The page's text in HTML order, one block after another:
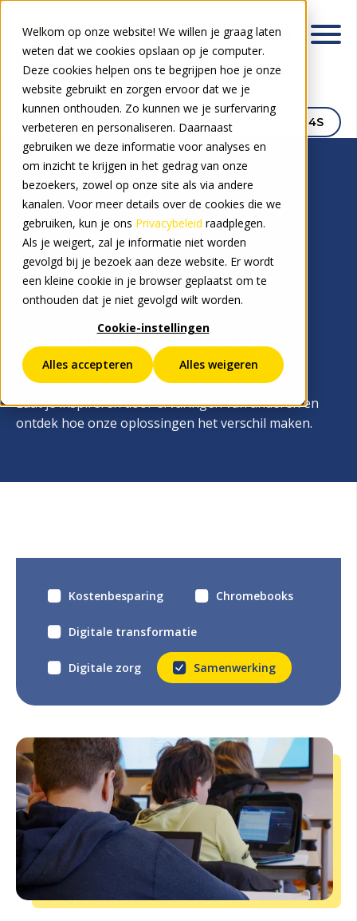
Welkom op onze website! We willen je graag laten
weten dat we cookies opslaan op je computer.
Deze cookies helpen ons te begrijpen hoe je onze
website gebruikt en zorgen ervoor dat we je
kunnen onthouden. Zo kunnen we je surfervaring
verbeteren en personaliseren. Daarnaast
gebruiken we deze informatie voor analyses en
om inzicht te krijgen in het gedrag van onze
bezoekers, zowel op onze site als via andere
kanalen. Voor meer details over de cookies die we
gebruiken, kun je ons Privacybeleid raadplegen.
Als je weigert, zal je informatie niet worden
gevolgd bij je bezoek aan deze website. Er wordt
een kleine cookie in je browser geplaatst om te
onthouden dat je niet gevolgd wilt worden.
Cookie-instellingen
Alles accepteren Alles weigeren
Signpost Shop M4S
Waarom Signpost?
Waarom kiezen voor
Signpost?
Laat je inspireren door ervaringen van anderen en
ontdek hoe onze oplossingen het verschil maken.
Kostenbesparing Chromebooks
Digitale transformatie
Digitale zorg Samenwerking